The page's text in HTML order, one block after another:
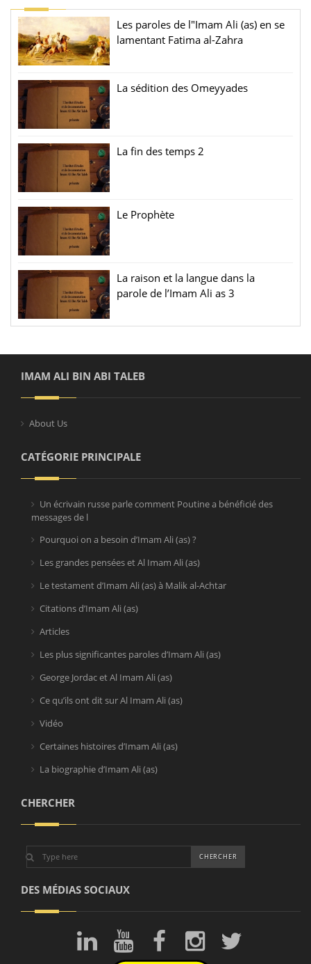
Les paroles de l"Imam Ali (as) en se
lamentant Fatima al-Zahra
La sédition des Omeyyades
La fin des temps 2
Le Prophète
La raison et la langue dans la
parole de l’Imam Ali as 3
IMAM ALI BIN ABI TALEB
About Us
CATÉGORIE PRINCIPALE
Un écrivain russe parle comment Poutine a bénéficié des
messages de l
Pourquoi on a besoin d’Imam Ali (as) ?
Les grandes pensées et Al Imam Ali (as)
Le testament d’Imam Ali (as) à Malik al-Achtar
Citations d’Imam Ali (as)
Articles
Les plus significantes paroles d’Imam Ali (as)
George Jordac et Al Imam Ali (as)
Ce qu’ils ont dit sur Al Imam Ali (as)
Vidéo
Certaines histoires d’Imam Ali (as)
La biographie d’Imam Ali (as)
CHERCHER
DES MÉDIAS SOCIAUX